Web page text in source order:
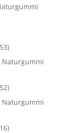
Naturgummi
Naturgummi